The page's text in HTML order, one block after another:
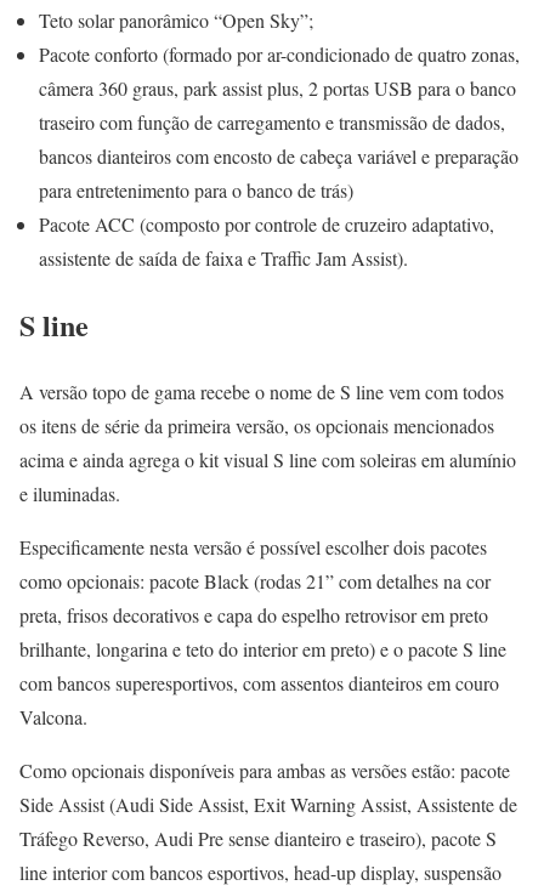
Teto solar panorâmico “Open Sky”;
Pacote conforto (formado por ar-condicionado de quatro zonas,
câmera 360 graus, park assist plus, 2 portas USB para o banco
traseiro com função de carregamento e transmissão de dados,
bancos dianteiros com encosto de cabeça variável e preparação
para entretenimento para o banco de trás)
Pacote ACC (composto por controle de cruzeiro adaptativo,
assistente de saída de faixa e Traffic Jam Assist).
S line
A versão topo de gama recebe o nome de S line vem com todos
os itens de série da primeira versão, os opcionais mencionados
acima e ainda agrega o kit visual S line com soleiras em alumínio
e iluminadas.
Especificamente nesta versão é possível escolher dois pacotes
como opcionais: pacote Black (rodas 21” com detalhes na cor
preta, frisos decorativos e capa do espelho retrovisor em preto
brilhante, longarina e teto do interior em preto) e o pacote S line
com bancos superesportivos, com assentos dianteiros em couro
Valcona.
Como opcionais disponíveis para ambas as versões estão: pacote
Side Assist (Audi Side Assist, Exit Warning Assist, Assistente de
Tráfego Reverso, Audi Pre sense dianteiro e traseiro), pacote S
line interior com bancos esportivos, head-up display, suspensão